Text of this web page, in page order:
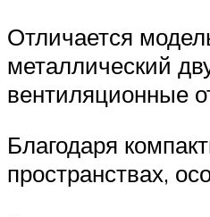
Отличается
металлический
вентиляционные
Благодаря
пространствах,